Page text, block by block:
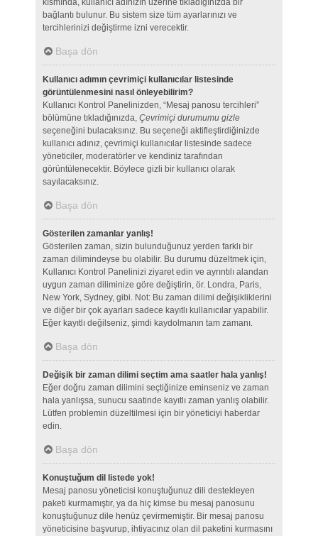
kısmında, kullanıcı adınızın üzerine tıkladığınızda bir
bağlantı bulunur. Bu sistem size tüm ayarlarınızı ve
tercihlerinizi değiştirme izni verecektir.
Başa dön
Kullanıcı adımın çevrimiçi kullanıcılar listesinde
görüntülenmesini nasıl önleyebilirim?
Kullanıcı Kontrol Panelinizden, “Mesaj panosu tercihleri”
bölümüne tıkladığınızda, Çevrimiçi durumumu gizle
seçeneğini bulacaksınız. Bu seçeneği aktifleştirdiğinizde
kullanıcı adınız, çevrimiçi kullanıcılar listesinde sadece
yöneticiler, moderatörler ve kendiniz tarafından
görüntülenecektir. Böylece gizli bir kullanıcı olarak
sayılacaksınız.
Başa dön
Gösterilen zamanlar yanlış!
Gösterilen zaman, sizin bulunduğunuz yerden farklı bir
zaman dilimindeyse bu olabilir. Bu durumu düzeltmek için,
Kullanıcı Kontrol Panelinizi ziyaret edin ve ayrıntılı alandan
uygun zaman diliminize göre değiştirin, ör. Londra, Paris,
New York, Sydney, gibi. Not: Bu zaman dilimi değişikliklerini
ve diğer bir çok ayarları sadece kayıtlı kullanıcılar yapabilir.
Eğer kayıtlı değilseniz, şimdi kaydolmanın tam zamanı.
Başa dön
Değişik bir zaman dilimi seçtim ama saatler hala yanlış!
Eğer doğru zaman dilimini seçtiğinize eminseniz ve zaman
hala yanlışsa, sunucu saatinde kayıtlı zaman yanlış olabilir.
Lütfen problemin düzeltilmesi için bir yöneticiyi haberdar
edin.
Başa dön
Konuştuğum dil listede yok!
Mesaj panosu yöneticisi konuştuğunuz dili destekleyen
paketi kurmamıştır, ya da hiç kimse bu mesaj panosunu
konuştuğunuz dile henüz çevirmemiştir. Bir mesaj panosu
yöneticisine başvurup, ihtiyacınız olan dil paketini kurmasını